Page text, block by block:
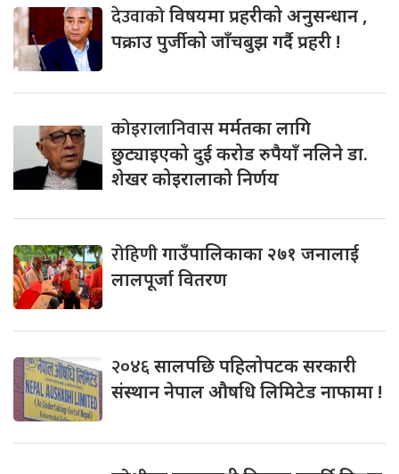
देउवाकोविषयमा प्रहरीको अनुसन्धान ,
पक्राउ पुर्जीको जाँचबुझ गर्दै प्रहरी !
कोइरालानिवासमर्मतका लागि
छुट्याइएको दुई करोड रुपैयाँ नलिने डा.
शेखर कोइरालाको निर्णय
रोहिणीगाउँपालिकाका २७१ जनालाई
लालपूर्जा वितरण
२०४६सालपछि पहिलोपटक सरकारी
संस्थान नेपाल औषधि लिमिटेड नाफामा !